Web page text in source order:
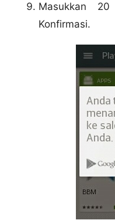
Masukkan
Konfirmasi.